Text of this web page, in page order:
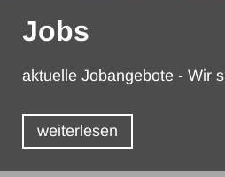
Jobs
aktuelle Jobangebote - Wir
weiterlesen